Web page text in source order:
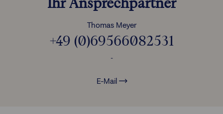
Thomas Meyer
+49 (0)69566082531
-
E-Mail